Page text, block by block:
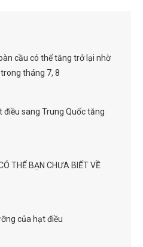
cầu có thể tăng trở lại nhờ
tháng 7, 8
điều sang Trung Quốc tăng
THỂ BẠN CHƯA BIẾT VỀ
của hạt điều